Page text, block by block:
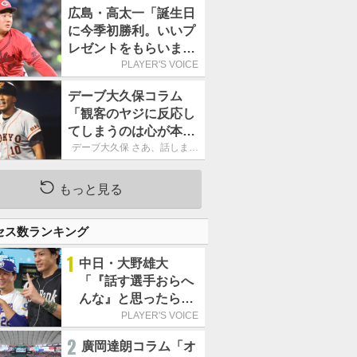
た」／魔球
広島・高太一「誕生日
に今季初勝利。いいプ
レゼントをもらいまし
た」／バースデー星
PLAYER'S VOICE
デーブ大久保コラム
「観客のヤジに反応し
てしまうのは心が本当
に純粋だからなので
デーブ大久保 さあ、話しまし
ょう！
もっと見る
ス数ランキング
1 中日・大野雄大
「『話す選手おらへ
んな』と思ったら坂
本勇人が来た！」／
PLAYER'S VOICE
2 廣岡達朗コラム「オ